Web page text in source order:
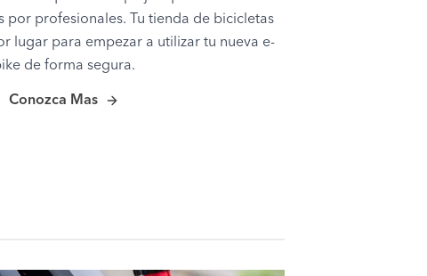
por profesionales. Tu tienda de bicicletas
lugar para empezar a utilizar tu nueva e-
de forma segura.
Conozca Mas